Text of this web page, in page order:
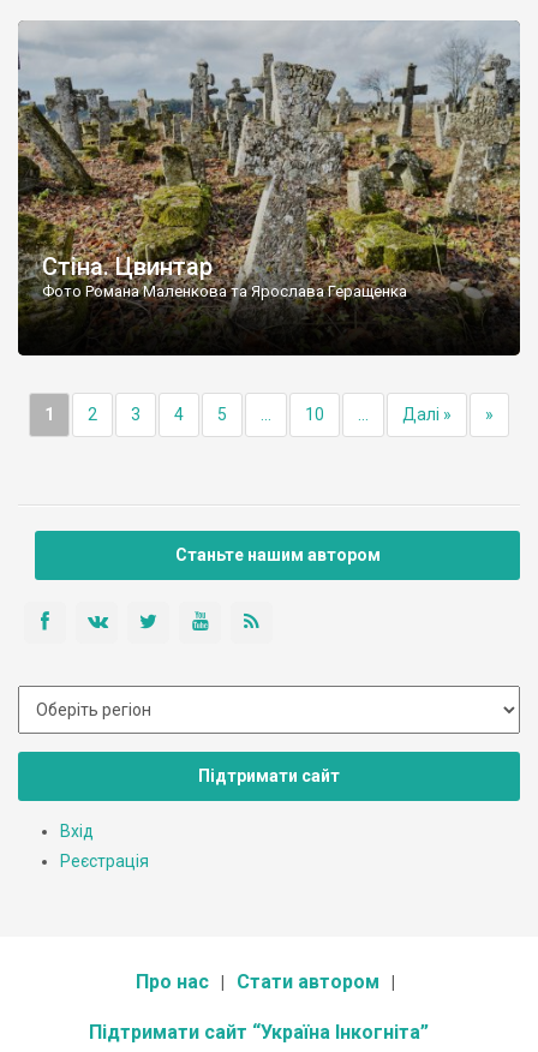
ньому чимало хрестів 19 століття, є такі, де епітафії стер […]
Стіна. Цвинтар
Фото Романа Маленкова та Ярослава Геращенка
1 2 3 4 5 10 Далі » »
Станьте нашим автором
Підтримати сайт
Вхід
Реєстрація
Про нас Стати автором
Підтримати сайт “Україна Інкогніта”